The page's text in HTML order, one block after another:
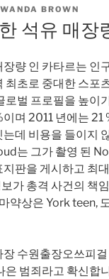
WANDA BROWN
석유 매장
량 인 카타르는 인
최초로 중대한 스포
로벌 프로필을 높이
며 2011 년에는
데 비용을 들이지
는 그가 촬영 된
판을 게시하고 최
가 총격 사건의 책
약상은 York teen,
수원출장오쓰피
은 범죄라고 확신합